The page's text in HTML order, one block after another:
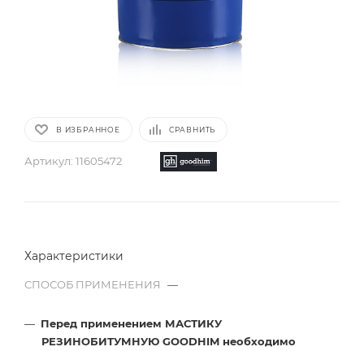
В ИЗБРАННОЕ СРАВНИТЬ
Артикул: 11605472
Характеристики
СПОСОБ ПРИМЕНЕНИЯ —
Перед применением МАСТИКУ
РЕЗИНОБИТУМНУЮ GOODHIM необходимо